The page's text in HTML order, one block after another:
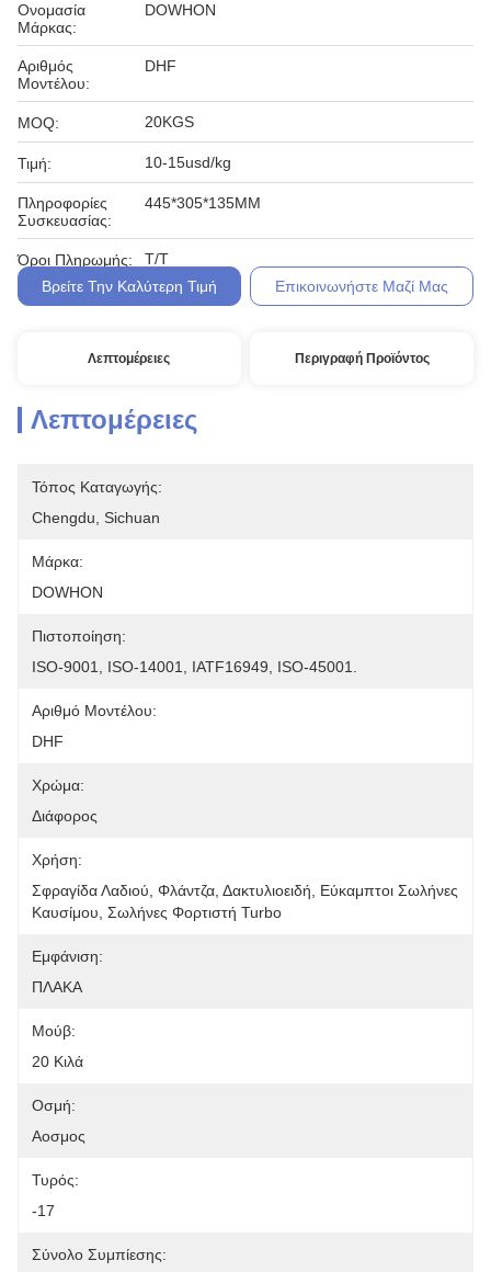
Ονομασία
Μάρκας:
DOWHON
Αριθμός
Μοντέλου:
DHF
MOQ: 20KGS
Τιμή: 10-15usd/kg
Πληροφορίες
Συσκευασίας:
445*305*135MM
Όροι Πληρωμής:
T/T
Βρείτε Την Καλύτερη Τιμή
Επικοινωνήστε Μαζί Μας
Λεπτομέρειες Περιγραφή Προϊόντος
Λεπτομέρειες
Τόπος Καταγωγής:
Chengdu, Sichuan
Μάρκα:
DOWHON
Πιστοποίηση:
ISO-9001, ISO-14001, IATF16949, ISO-45001.
Αριθμό Μοντέλου:
DHF
Χρώμα:
Διάφορος
Χρήση:
Σφραγίδα Λαδιού, Φλάντζα, Δακτυλιοειδή, Εύκαμπτοι Σωλήνες
Καυσίμου, Σωλήνες Φορτιστή Turbo
Εμφάνιση:
ΠΛΑΚΑ
Μούβ:
20 Κιλά
Οσμή:
Αοσμος
Τυρός:
-17
Σύνολο Συμπίεσης: